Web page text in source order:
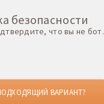
безопасности
что вы не бот.
ВАРИАНТ?